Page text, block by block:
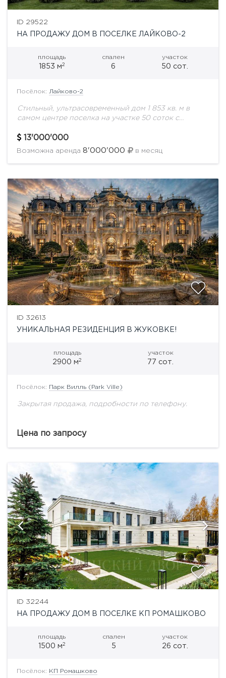
ID 29522
НА ПРОДАЖУ ДОМ В ПОСЕЛКЕ ЛАЙКОВО-2
площадь
1853 м2
спален
6
участок
50 сот.
Посёлок: Лайково-2
Стильный, ультрасовременный дом 1 853 кв. м в
самом центре поселка на участке 50 соток с
Все соседи построены. Поселок с удобной
13'000'000
Возможна аренда 8'000'000 в месяц
ID 32613
УНИКАЛЬНАЯ РЕЗИДЕНЦИЯ В ЖУКОВКЕ!
площадь
2900 м2
участок
77 сот.
Посёлок: Парк Вилль (Park Ville)
Закрытая продажа, подробности по телефону.
Цена по запросу
ID 32244
НА ПРОДАЖУ ДОМ В ПОСЕЛКЕ КП РОМАШКОВО
площадь
1500 м2
спален
5
участок
26 сот.
Посёлок: КП Ромашково